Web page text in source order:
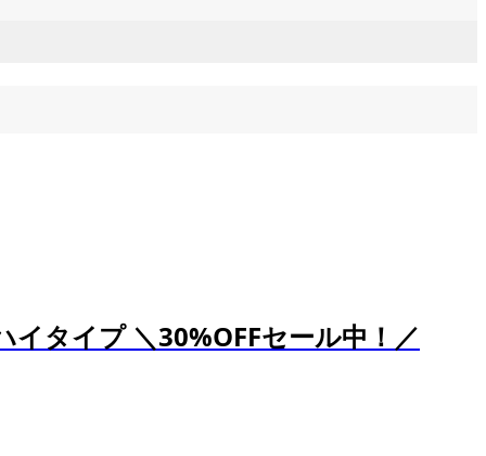
タイプ ＼30%OFFセール中！／